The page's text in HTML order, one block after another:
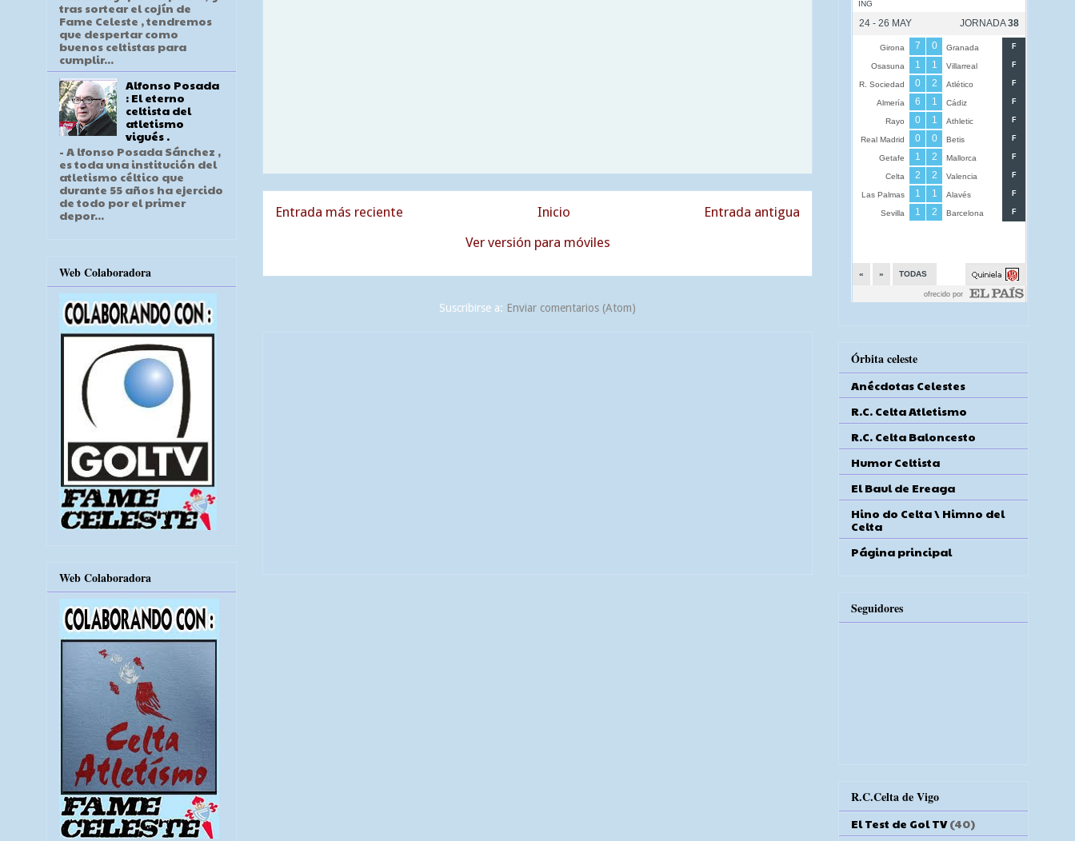
Entrada más reciente Entrada antigua
Inicio
Ver versión para móviles
Suscribirse a: Enviar comentarios (Atom)
tras sortear el cojín de
Fame Celeste , tendremos
que despertar como
buenos celtistas para
cumplir...
Alfonso Posada
: El eterno
celtista del
atletismo
vigués .
- A lfonso Posada Sánchez ,
es toda una institución del
atletismo céltico que
durante 55 años ha ejercido
de todo por el primer
depor...
Web Colaboradora
Web Colaboradora
Órbita celeste
Anécdotas Celestes
R.C. Celta Atletismo
R.C. Celta Baloncesto
Humor Celtista
El Baul de Ereaga
Hino do Celta \ Himno del
Celta
Página principal
Seguidores
R.C.Celta de Vigo
El Test de Gol TV (40)